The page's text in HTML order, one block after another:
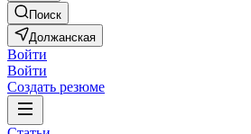
Поиск
Должанская
Войти
Войти
Создать резюме